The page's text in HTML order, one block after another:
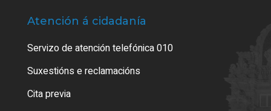
Atención á cidadanía
Servizo de atención telefónica 010
Suxestións e reclamacións
Cita previa